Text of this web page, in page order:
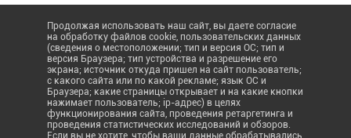
Продолжая использовать наш сайт, вы даете согласие
на обработку файлов cookie, пользовательских данных
(сведения о местоположении; тип и версия ОС; тип и
версия Браузера; тип устройства и разрешение его
экрана; источник откуда пришел на сайт пользователь;
с какого сайта или по какой рекламе; язык ОС и
Браузера; какие страницы открывает и на какие кнопки
нажимает пользователь; ip-адрес) в целях
функционирования сайта, проведения ретаргетинга и
проведения статистических исследований и обзоров.
Если вы не хотите, чтобы ваши данные обрабатывались,